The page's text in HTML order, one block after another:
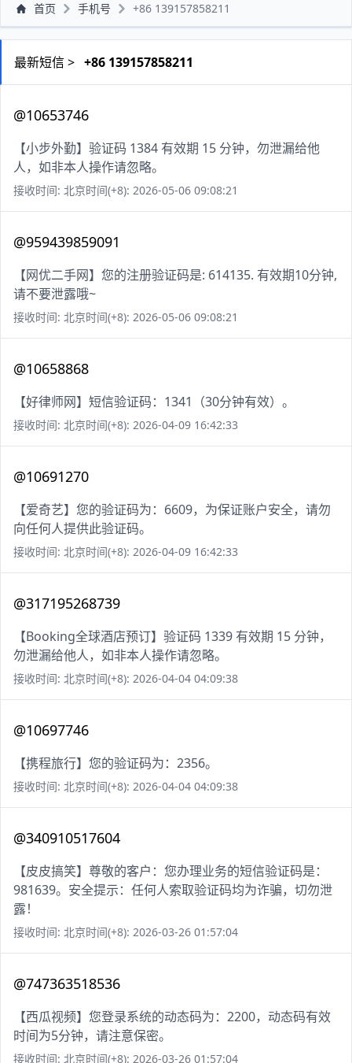
首页 手机号 +86 139157858211
最新短信 > +86 139157858211
@10653746
【小步外勤】验证码 1384 有效期 15 分钟，勿泄漏给他
人，如非本人操作请忽略。
接收时间: 北京时间(+8): 2026-05-06 09:08:21
@959439859091
【网优二手网】您的注册验证码是: 614135. 有效期10分钟,
请不要泄露哦~
接收时间: 北京时间(+8): 2026-05-06 09:08:21
@10658868
【好律师网】短信验证码：1341（30分钟有效）。
接收时间: 北京时间(+8): 2026-04-09 16:42:33
@10691270
【爱奇艺】您的验证码为：6609，为保证账户安全，请勿
向任何人提供此验证码。
接收时间: 北京时间(+8): 2026-04-09 16:42:33
@317195268739
【Booking全球酒店预订】验证码 1339 有效期 15 分钟，
勿泄漏给他人，如非本人操作请忽略。
接收时间: 北京时间(+8): 2026-04-04 04:09:38
@10697746
【携程旅行】您的验证码为：2356。
接收时间: 北京时间(+8): 2026-04-04 04:09:38
@340910517604
【皮皮搞笑】尊敬的客户：您办理业务的短信验证码是：
981639。安全提示：任何人索取验证码均为诈骗，切勿泄
露！
接收时间: 北京时间(+8): 2026-03-26 01:57:04
@747363518536
【西瓜视频】您登录系统的动态码为：2200，动态码有效
时间为5分钟，请注意保密。
接收时间: 北京时间(+8): 2026-03-26 01:57:04